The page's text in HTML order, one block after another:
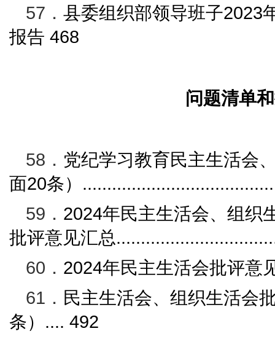
57． 县委组织部领导班子2023
报告 468
问题清单
58． 党纪学习教育民主生活会
面20条）
59． 2024年民主生活会、组织
批评意见汇总
60． 2024年民主生活会批评意
61． 民主生活会、组织生活会
条） .... 492